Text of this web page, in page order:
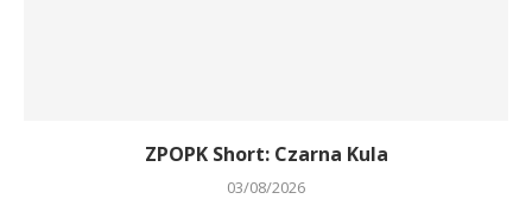
ZPOPK Short: Czarna Kula
03/08/2026